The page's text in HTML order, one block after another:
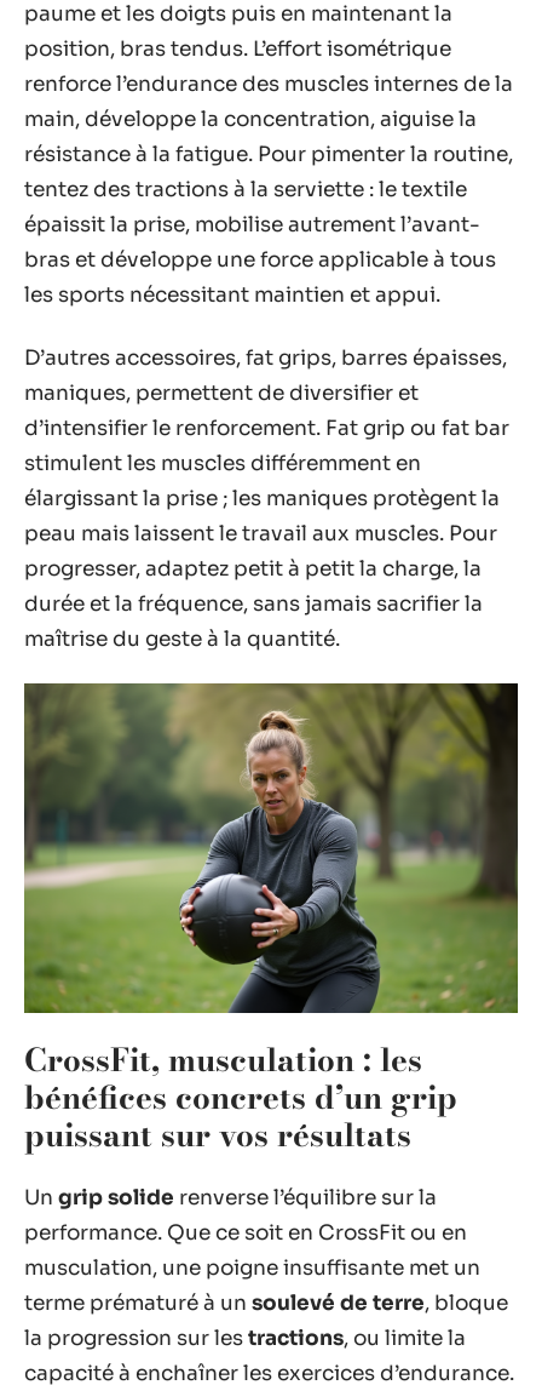
paume et les doigts puis en maintenant la
position, bras tendus. L’effort isométrique
renforce l’endurance des muscles internes de la
main, développe la concentration, aiguise la
résistance à la fatigue. Pour pimenter la routine,
tentez des tractions à la serviette : le textile
épaissit la prise, mobilise autrement l’avant-
bras et développe une force applicable à tous
les sports nécessitant maintien et appui.
D’autres accessoires, fat grips, barres épaisses,
maniques, permettent de diversifier et
d’intensifier le renforcement. Fat grip ou fat bar
stimulent les muscles différemment en
élargissant la prise ; les maniques protègent la
peau mais laissent le travail aux muscles. Pour
progresser, adaptez petit à petit la charge, la
durée et la fréquence, sans jamais sacrifier la
maîtrise du geste à la quantité.
CrossFit, musculation : les
bénéfices concrets d’un grip
puissant sur vos résultats
Un grip solide renverse l’équilibre sur la
performance. Que ce soit en CrossFit ou en
musculation, une poigne insuffisante met un
terme prématuré à un soulevé de terre, bloque
la progression sur lestractions, ou limite la
capacité à enchaîner les exercices d’endurance.